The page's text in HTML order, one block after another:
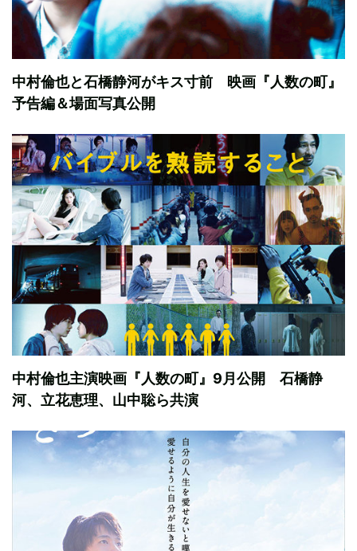
中村倫也と石橋静河がキス寸前 映画『人数の町』
予告編＆場面写真公開
中村倫也主演映画『人数の町』9月公開 石橋静
河、立花恵理、山中聡ら共演